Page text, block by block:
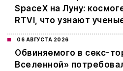
SpaceX на Луну:
RTVI, что узнают
06 АВГУСТА 2026
Обвиняемого в секс-
Вселенной»